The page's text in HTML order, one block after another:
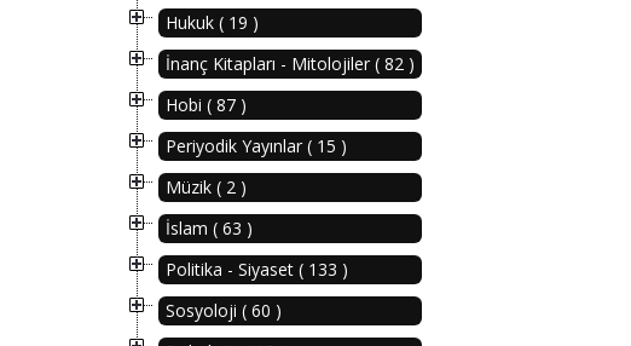
Hukuk ( 19 )
İnanç Kitapları - Mitolojiler ( 82 )
Hobi ( 87 )
Periyodik Yayınlar ( 15 )
Müzik ( 2 )
İslam ( 63 )
Politika - Siyaset ( 133 )
Sosyoloji ( 60 )